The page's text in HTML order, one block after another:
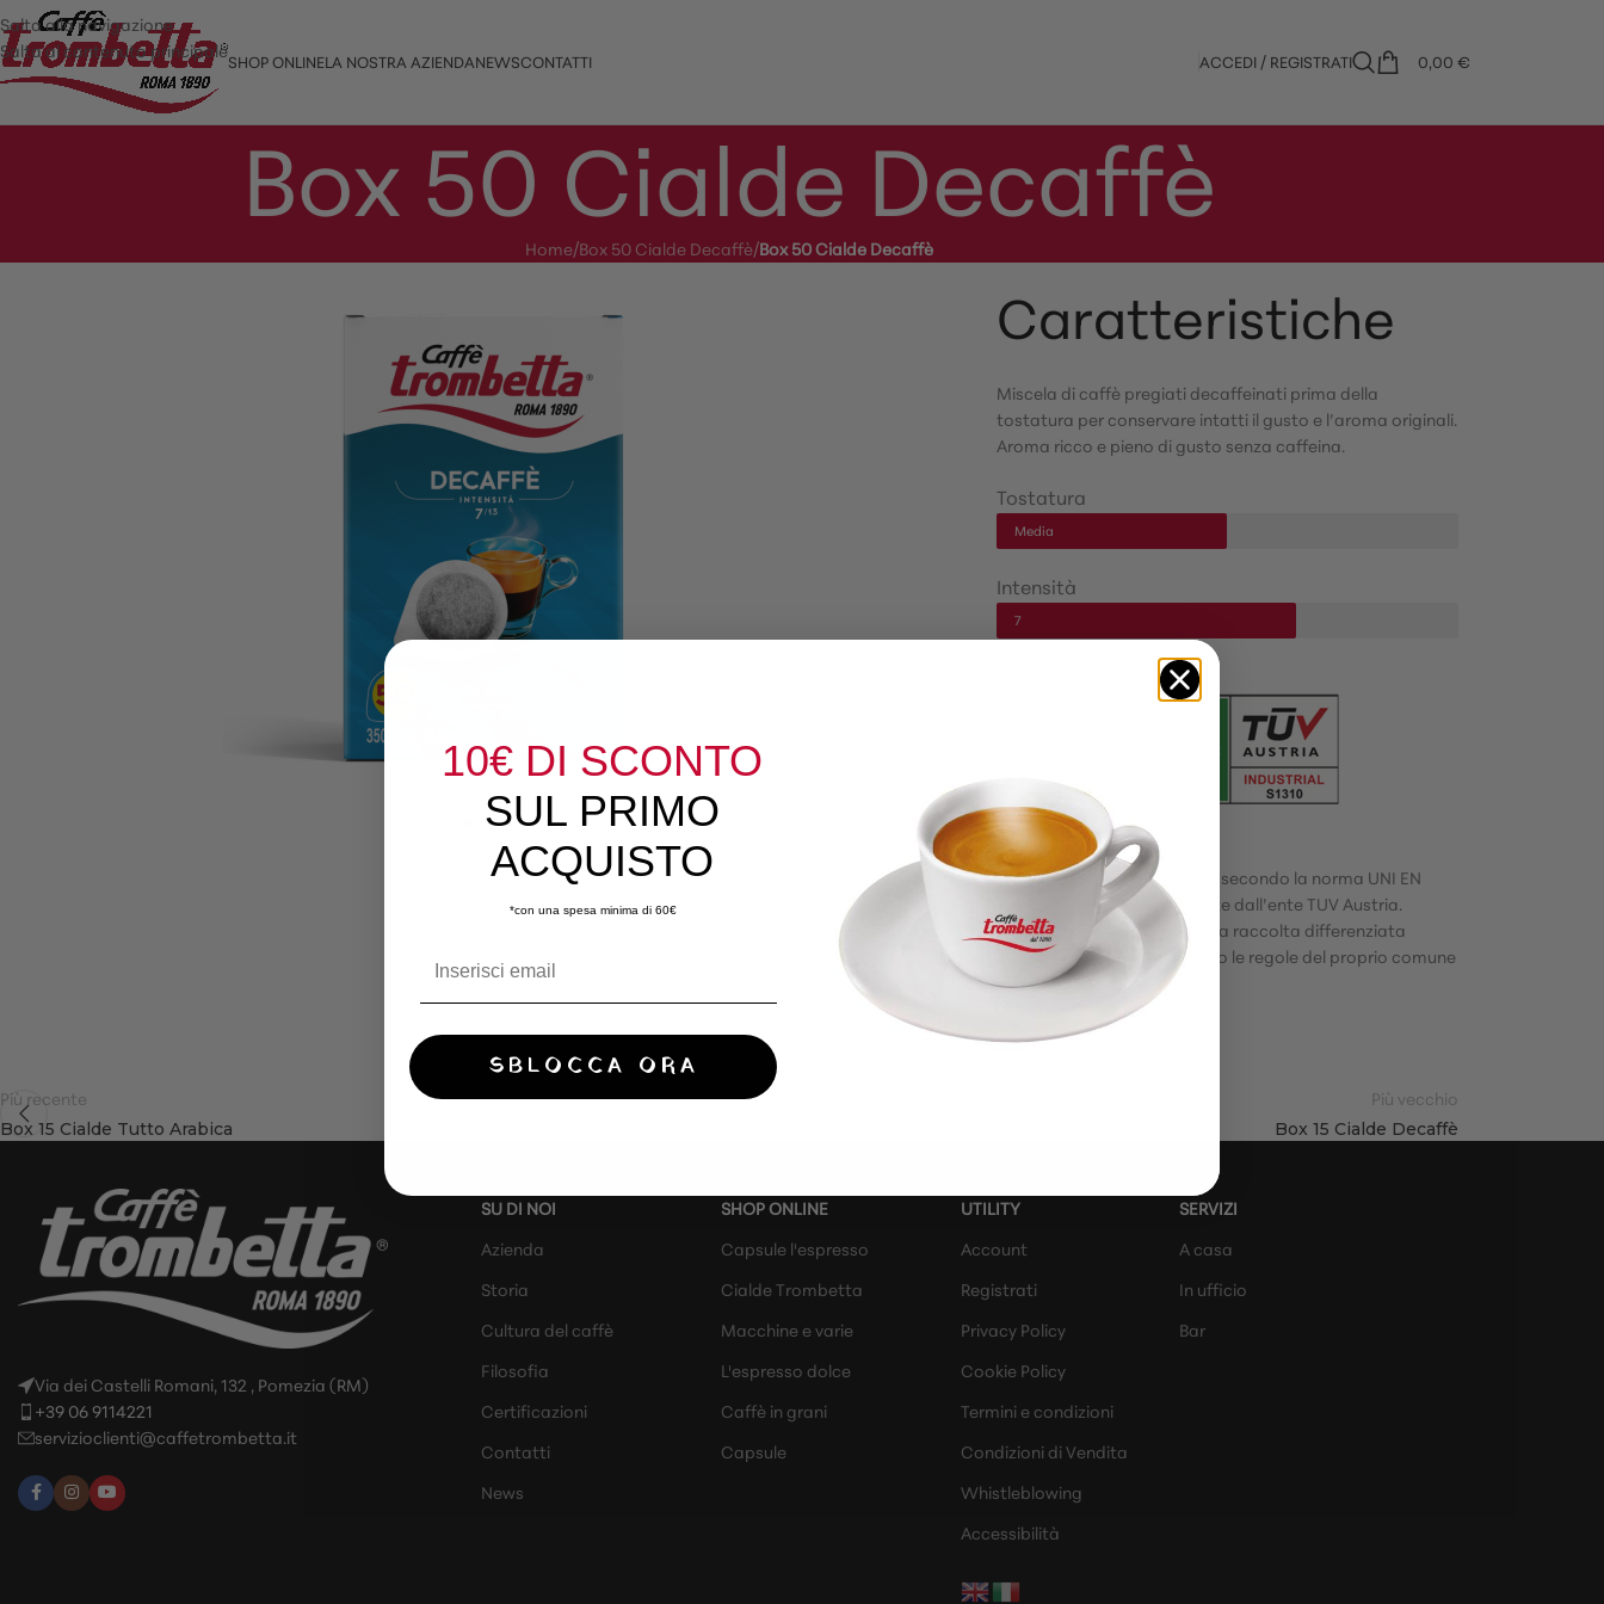
Salta alla navigazione
Salta al contenuto principale
SHOP ONLINELA NOSTRA AZIENDANEWSCONTATTI ACCEDI / REGISTRATI 0,00 €
Box 50 Cialde Decaffè
Home/Box 50 Cialde Decaffè/Box 50 Cialde Decaffè
Caratteristiche
Miscela di caffè pregiati decaffeinati prima della
tostatura per conservare intatti il gusto e l’aroma originali.
Aroma ricco e pieno di gusto senza caffeina.
Tostatura
Media
Intensità
7
Le cialde sono compostabili secondo la norma UNI EN
13432:2002 e sono certificate dall’ente TUV Austria.
Possono essere smaltite nella raccolta differenziata
dell’umido/organico secondo le regole del proprio comune
di appartenenza.
Più recente
Box 15 Cialde Tutto Arabica
Più vecchio
Box 15 Cialde Decaffè
Via dei Castelli Romani, 132 , Pomezia (RM)
+39 06 9114221
servizioclienti@caffetrombetta.it
SU DI NOI
Azienda
Storia
Cultura del caffè
Filosofia
Certificazioni
Contatti
News
SHOP ONLINE
Capsule l'espresso
Cialde Trombetta
Macchine e varie
L'espresso dolce
Caffè in grani
Capsule
UTILITY
Account
Registrati
Privacy Policy
Cookie Policy
Termini e condizioni
Condizioni di Vendita
Whistleblowing
Accessibilità
SERVIZI
A casa
In ufficio
Bar
10€ DI SCONTO
SUL PRIMO
ACQUISTO
*con una spesa minima di 60€
SBLOCCA ORA